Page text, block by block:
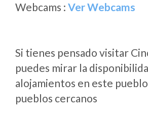
Webcams : Ver Webcams
Si tienes pensado visitar
puedes mirar la
alojamientos en este
pueblos cercanos